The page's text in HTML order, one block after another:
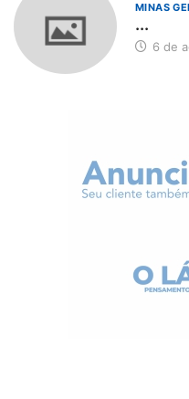
MINAS
...
6 de